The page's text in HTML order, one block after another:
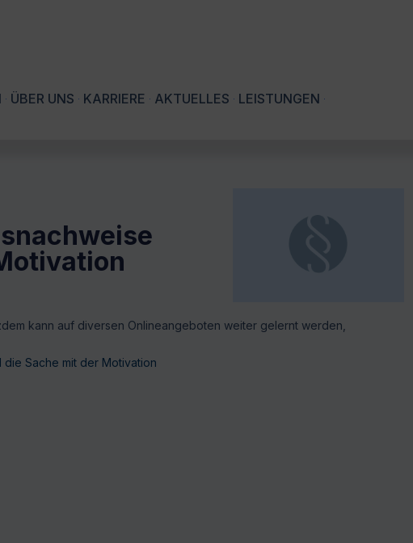
ÜBER UNS KARRIERE AKTUELLES LEISTUNGEN
kann auf diversen Onlineangeboten weiter gelernt werden,
Sache mit der Motivation